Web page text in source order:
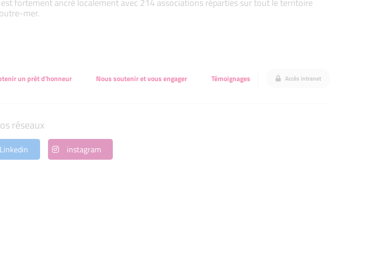
fortement ancré localement avec 214 associations réparties sur tout le territoire
mer.
un prêt d'honneur Nous soutenir et vous engager Témoignages Accès intranet
réseaux
Linkedin instagram